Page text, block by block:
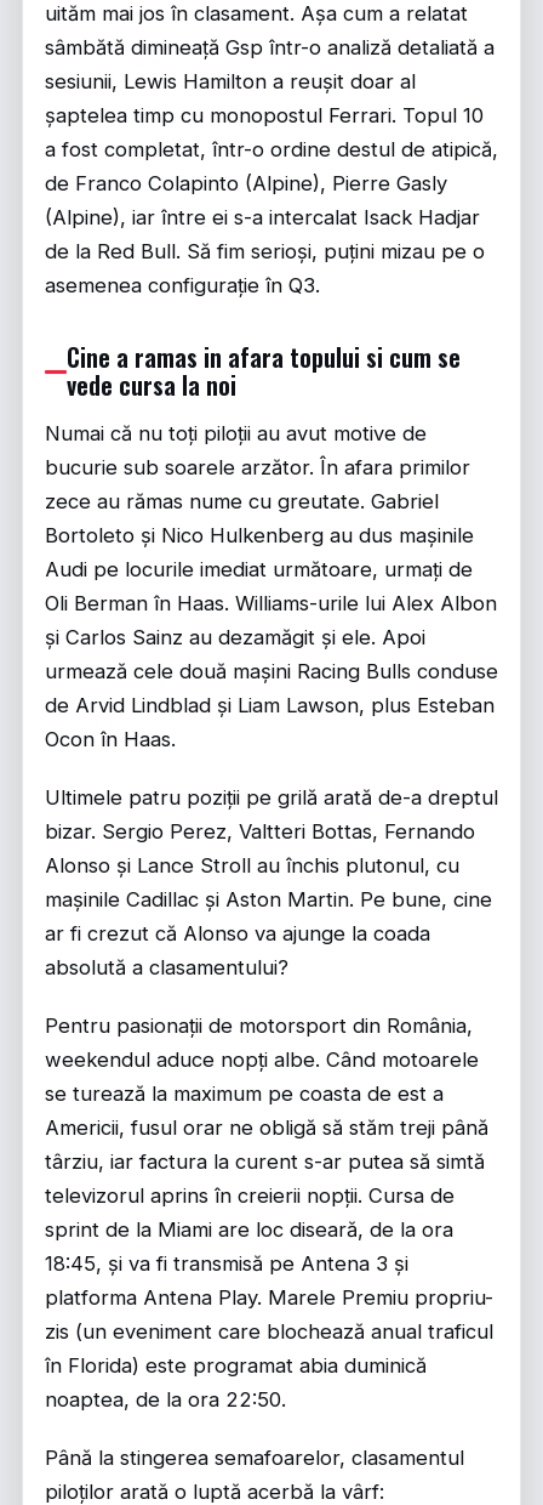
uităm mai jos în clasament. Așa cum a relatat
sâmbătă dimineață Gsp într-o analiză detaliată a
sesiunii, Lewis Hamilton a reușit doar al
șaptelea timp cu monopostul Ferrari. Topul 10
a fost completat, într-o ordine destul de atipică,
de Franco Colapinto (Alpine), Pierre Gasly
(Alpine), iar între ei s-a intercalat Isack Hadjar
de la Red Bull. Să fim serioși, puțini mizau pe o
asemenea configurație în Q3.
Cine a ramas in afara topului si cum se
vede cursa la noi
Numai că nu toți piloții au avut motive de
bucurie sub soarele arzător. În afara primilor
zece au rămas nume cu greutate. Gabriel
Bortoleto și Nico Hulkenberg au dus mașinile
Audi pe locurile imediat următoare, urmați de
Oli Berman în Haas. Williams-urile lui Alex Albon
și Carlos Sainz au dezamăgit și ele. Apoi
urmează cele două mașini Racing Bulls conduse
de Arvid Lindblad și Liam Lawson, plus Esteban
Ocon în Haas.
Ultimele patru poziții pe grilă arată de-a dreptul
bizar. Sergio Perez, Valtteri Bottas, Fernando
Alonso și Lance Stroll au închis plutonul, cu
mașinile Cadillac și Aston Martin. Pe bune, cine
ar fi crezut că Alonso va ajunge la coada
absolută a clasamentului?
Pentru pasionații de motorsport din România,
weekendul aduce nopți albe. Când motoarele
se turează la maximum pe coasta de est a
Americii, fusul orar ne obligă să stăm treji până
târziu, iar factura la curent s-ar putea să simtă
televizorul aprins în creierii nopții. Cursa de
sprint de la Miami are loc diseară, de la ora
18:45, și va fi transmisă pe Antena 3 și
platforma Antena Play. Marele Premiu propriu-
zis (un eveniment care blochează anual traficul
în Florida) este programat abia duminică
noaptea, de la ora 22:50.
Până la stingerea semafoarelor, clasamentul
piloților arată o luptă acerbă la vârf: